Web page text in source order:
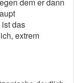
dem er dann
das
extrem